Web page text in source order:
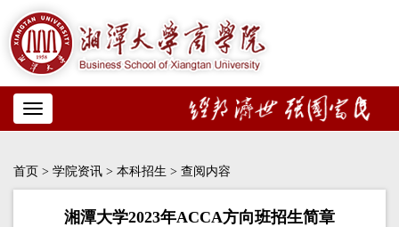
Toggle
navigation
首页 > 学院资讯 > 本科招生 > 查阅内容
湘潭大学2023年ACCA方向班招生简章